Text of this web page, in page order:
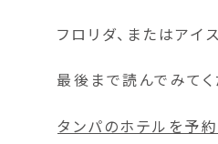
フロリダ、またはア
最後まで読んでみてく
タンパのホテルを予